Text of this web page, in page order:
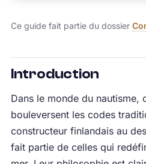
Ce guide fait partie du dossier
Introduction
Dans le monde du nautisme,
bouleversent les codes
constructeur finlandais au
fait partie de celles qui